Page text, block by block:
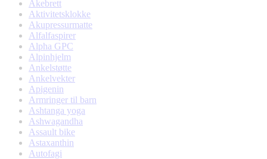
Akebrett
Aktivitetsklokke
Akupressurmatte
Alfalfaspirer
Alpha GPC
Alpinhjelm
Ankelstøtte
Ankelvekter
Apigenin
Armringer til barn
Ashtanga yoga
Ashwagandha
Assault bike
Astaxanthin
Autofagi